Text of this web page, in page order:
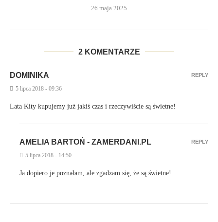
26 maja 2025
2 KOMENTARZE
DOMINIKA
5 lipca 2018 - 09:36
Lata Kity kupujemy już jakiś czas i rzeczywiście są świetne!
REPLY
AMELIA BARTOŃ - ZAMERDANI.PL
5 lipca 2018 - 14:50
Ja dopiero je poznałam, ale zgadzam się, że są świetne!
REPLY